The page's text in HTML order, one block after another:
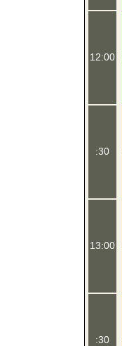
12:00
:30
13:00
:30